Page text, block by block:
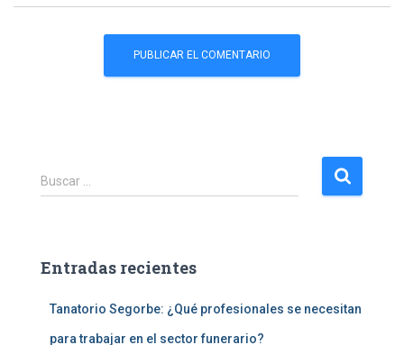
B
u
r
Buscar …
Entradas recientes
Tanatorio Segorbe: ¿Qué profesionales se necesitan
para trabajar en el sector funerario?